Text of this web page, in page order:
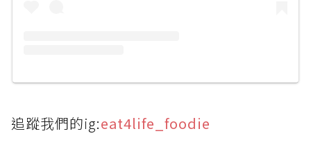
追蹤我們的ig:eat4life_foodie